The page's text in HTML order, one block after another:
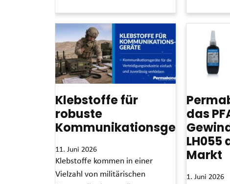
Klebstoffe für
robuste
Kommunikationsgeräte
11. Juni 2026
Klebstoffe kommen in einer
Vielzahl von militärischen
das
LH055
Markt
1. Juni 2026